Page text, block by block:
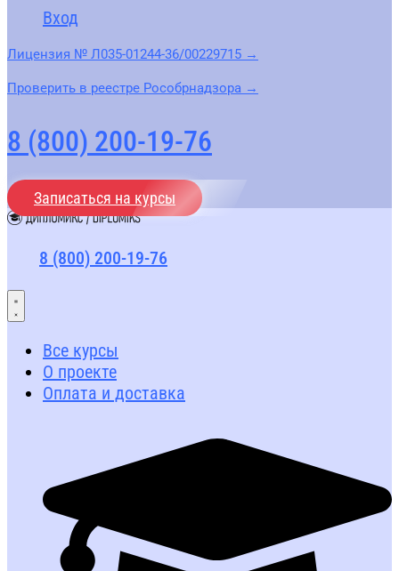
Вход
Лицензия № Л035-01244-36/00229715 →
Проверить в реестре Рособрнадзора →
8 (800) 200-19-76
Записаться на курсы
8 (800) 200-19-76
Все курсы
О проекте
Оплата и доставка